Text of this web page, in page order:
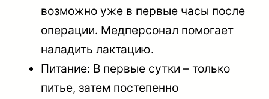
возможно уже в первые часы после
операции. Медперсонал помогает
наладить лактацию.
Питание: В первые сутки – только
питье, затем постепенно